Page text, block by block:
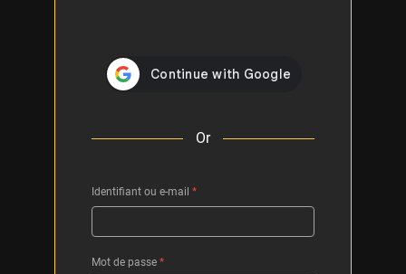
Or
Identifiant ou e-mail *
Mot de passe *